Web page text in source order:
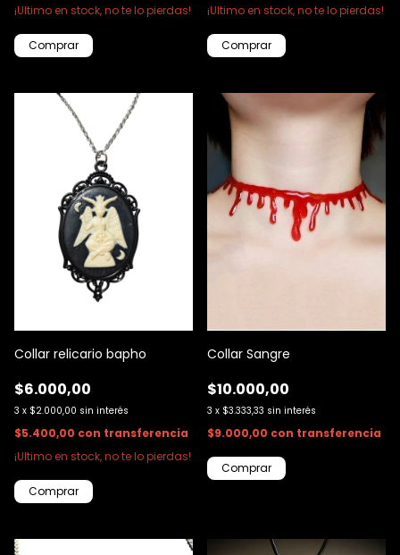
¡Ultimo en stock, no te lo pierdas!
¡Ultimo en stock, no te lo pierdas!
Collar relicario bapho
$6.000,00
3 x $2.000,00 sin interés
$5.400,00 con transferencia
¡Ultimo en stock, no te lo pierdas!
Collar Sangre
$10.000,00
3 x $3.333,33 sin interés
$9.000,00 con transferencia